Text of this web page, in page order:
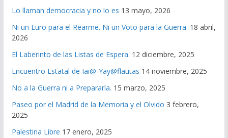
Lo llaman democracia y no lo es 13 mayo, 2026
Ni un Euro para el Rearme. Ni un Voto para la Guerra. 18 abril,
2026
El Laberinto de las Listas de Espera. 12 diciembre, 2025
Encuentro Estatal de Iai@-Yay@flautas 14 noviembre, 2025
No a la Guerra ni a Prepararla. 15 marzo, 2025
Paseo por el Madrid de la Memoria y el Olvido 3 febrero,
2025
Palestina Libre 17 enero, 2025